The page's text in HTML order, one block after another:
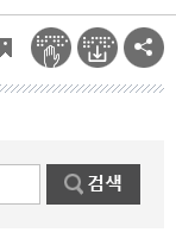
뉴
보
기